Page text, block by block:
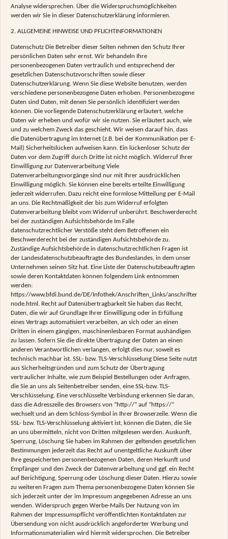
Analyse widersprechen. Über die Widerspruchsmöglichkeiten
werden wir Sie in dieser Datenschutzerklärung informieren.
2. ALLGEMEINE HINWEISE UND PFLICHTINFORMATIONEN
Datenschutz Die Betreiber dieser Seiten nehmen den Schutz Ihrer
persönlichen Daten sehr ernst. Wir behandeln Ihre
personenbezogenen Daten vertraulich und entsprechend der
gesetzlichen Datenschutzvorschriften sowie dieser
Datenschutzerklärung. Wenn Sie diese Website benutzen, werden
verschiedene personenbezogene Daten erhoben. Personenbezogene
Daten sind Daten, mit denen Sie persönlich identifiziert werden
können. Die vorliegende Datenschutzerklärung erläutert, welche
Daten wir erheben und wofür wir sie nutzen. Sie erläutert auch, wie
und zu welchem Zweck das geschieht. Wir weisen darauf hin, dass
die Datenübertragung im Internet (z.B. bei der Kommunikation per E-
Mail) Sicherheitslücken aufweisen kann. Ein lückenloser Schutz der
Daten vor dem Zugriff durch Dritte ist nicht möglich. Widerruf Ihrer
Einwilligung zur Datenverarbeitung Viele
Datenverarbeitungsvorgänge sind nur mit Ihrer ausdrücklichen
Einwilligung möglich. Sie können eine bereits erteilte Einwilligung
jederzeit widerrufen. Dazu reicht eine formlose Mitteilung per E-Mail
an uns. Die Rechtmäßigkeit der bis zum Widerruf erfolgten
Datenverarbeitung bleibt vom Widerruf unberührt. Beschwerderecht
bei der zuständigen Aufsichtsbehörde Im Falle
datenschutzrechtlicher Verstöße steht dem Betroffenen ein
Beschwerderecht bei der zuständigen Aufsichtsbehörde zu.
Zuständige Aufsichtsbehörde in datenschutzrechtlichen Fragen ist
der Landesdatenschutzbeauftragte des Bundeslandes, in dem unser
Unternehmen seinen Sitz hat. Eine Liste der Datenschutzbeauftragten
sowie deren Kontaktdaten können folgendem Link entnommen
werden:
https://www.bfdi.bund.de/DE/Infothek/Anschriften_Links/anschriften_links-
node.html. Recht auf Datenübertragbarkeit Sie haben das Recht,
Daten, die wir auf Grundlage Ihrer Einwilligung oder in Erfüllung
eines Vertrags automatisiert verarbeiten, an sich oder an einen
Dritten in einem gängigen, maschinenlesbaren Format aushändigen
zu lassen. Sofern Sie die direkte Übertragung der Daten an einen
anderen Verantwortlichen verlangen, erfolgt dies nur, soweit es
technisch machbar ist. SSL- bzw. TLS-Verschlüsselung Diese Seite nutzt
aus Sicherheitsgründen und zum Schutz der Übertragung
vertraulicher Inhalte, wie zum Beispiel Bestellungen oder Anfragen,
die Sie an uns als Seitenbetreiber senden, eine SSL-bzw. TLS-
Verschlüsselung. Eine verschlüsselte Verbindung erkennen Sie daran,
dass die Adresszeile des Browsers von “http://” auf “https://”
wechselt und an dem Schloss-Symbol in Ihrer Browserzeile. Wenn die
SSL- bzw. TLS-Verschlüsselung aktiviert ist, können die Daten, die Sie
an uns übermitteln, nicht von Dritten mitgelesen werden. Auskunft,
Sperrung, Löschung Sie haben im Rahmen der geltenden gesetzlichen
Bestimmungen jederzeit das Recht auf unentgeltliche Auskunft über
Ihre gespeicherten personenbezogenen Daten, deren Herkunft und
Empfänger und den Zweck der Datenverarbeitung und ggf. ein Recht
auf Berichtigung, Sperrung oder Löschung dieser Daten. Hierzu sowie
zu weiteren Fragen zum Thema personenbezogene Daten können Sie
sich jederzeit unter der im Impressum angegebenen Adresse an uns
wenden. Widerspruch gegen Werbe-Mails Der Nutzung von im
Rahmen der Impressumspflicht veröffentlichten Kontaktdaten zur
Übersendung von nicht ausdrücklich angeforderter Werbung und
Informationsmaterialien wird hiermit widersprochen. Die Betreiber